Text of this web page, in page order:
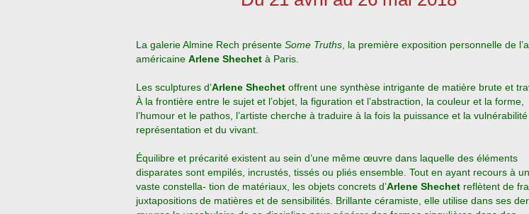
La galerie Almine Rech présente Some Truths , la première exposition personnelle de
américaine Arlene Shechet à Paris.
Les sculptures d‘Arlene Shechet offrent une synthèse intrigante de matière brute et
À la frontière entre le sujet et l’objet, la figuration et l’abstraction, la couleur et la forme,
l’humour et le pathos, l’artiste cherche à traduire à la fois la puissance et la
représentation et du vivant.
Équilibre et précarité existent au sein d’une même œuvre dans laquelle des éléments
disparates sont empilés, incrustés, tissés ou pliés ensemble. Tout en ayant recours à
vaste constella- tion de matériaux, les objets concrets d’Arlene Shechet reflètent de
juxtapositions de matières et de sensibilités. Brillante céramiste, elle utilise dans ses